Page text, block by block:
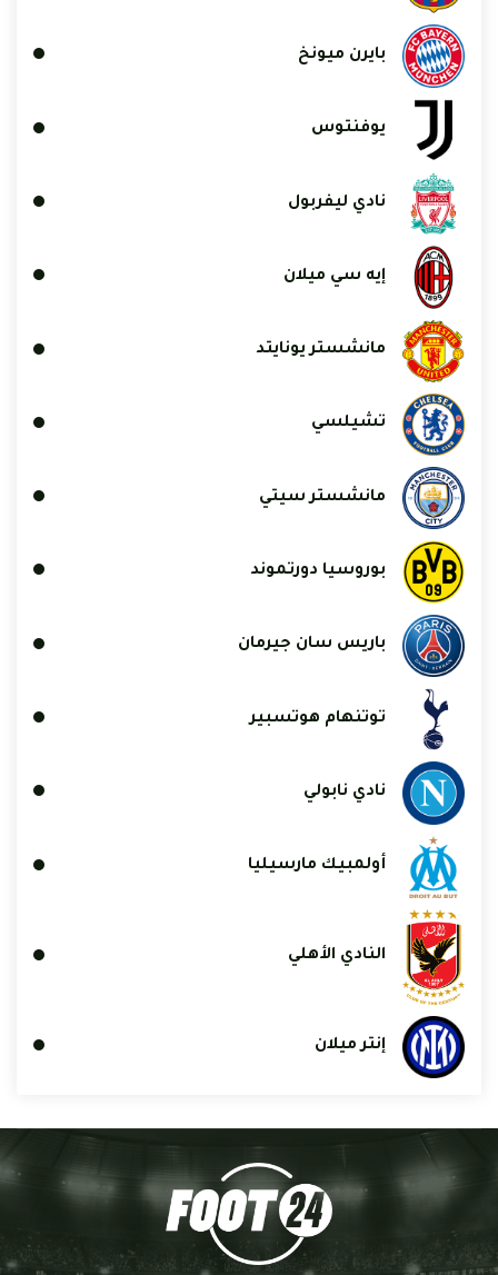
بايرن ميونخ
يوفنتوس
نادي ليفربول
إيه سي ميلان
مانشستر يونايتد
تشيلسي
مانشستر سيتي
بوروسيا دورتموند
باريس سان جيرمان
توتنهام هوتسبير
نادي نابولي
أولمبيك مارسيليا
النادي الأهلي
إنتر ميلان